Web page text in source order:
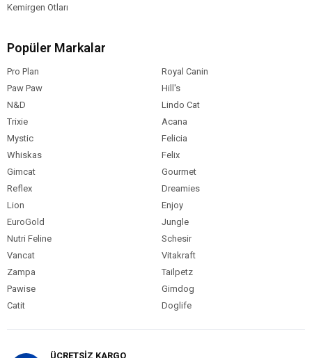
Kemirgen Otları
Popüler Markalar
Pro Plan
Royal Canin
Paw Paw
Hill's
N&D
Lindo Cat
Trixie
Acana
Mystic
Felicia
Whiskas
Felix
Gimcat
Gourmet
Reflex
Dreamies
Lion
Enjoy
EuroGold
Jungle
Nutri Feline
Schesir
Vancat
Vitakraft
Zampa
Tailpetz
Pawise
Gimdog
Catit
Doglife
ÜCRETSİZ KARGO